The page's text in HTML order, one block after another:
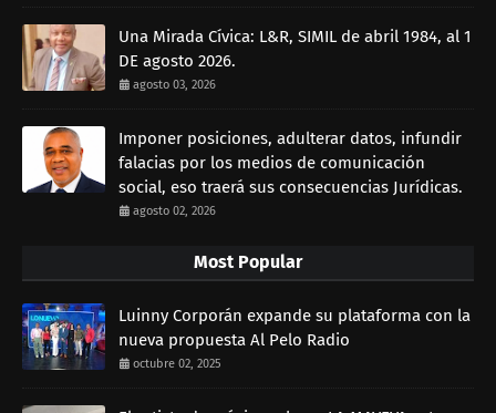
Una Mirada Cívica: L&R, SIMIL de abril 1984, al 1
DE agosto 2026.
agosto 03, 2026
Imponer posiciones, adulterar datos, infundir
falacias por los medios de comunicación
social, eso traerá sus consecuencias Jurídicas.
agosto 02, 2026
Most Popular
Luinny Corporán expande su plataforma con la
nueva propuesta Al Pelo Radio
octubre 02, 2025